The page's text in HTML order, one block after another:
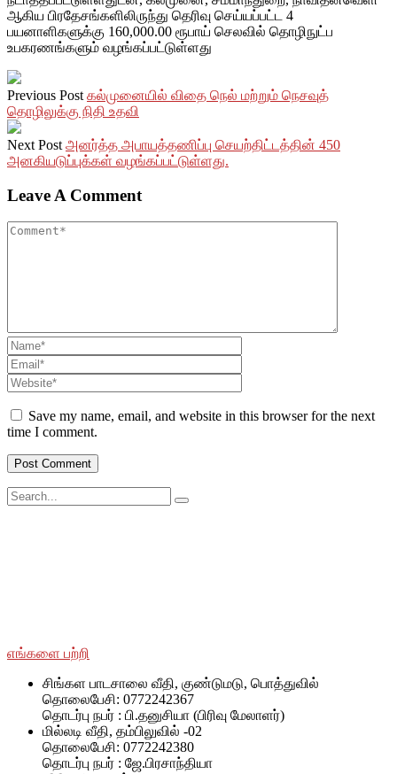
ஆகிய பிரதேசங்களிலிருந்து தெரிவு செய்யப்பட்ட 4
பயனாளிகளுக்கு 160,000.00 ரூபாய் செலவில் தொழிநுட்ப
உபகரணங்களும் வழங்கப்பட்டுள்ளது
Previous Post கல்முனையில் விதை நெல் மற்றும் நெசவுத்
தொழிலுக்கு நிதி உதவி
Next Post அனர்த்த அபாயத்தணிப்பு செயற்திட்டத்தின் 450
அனகியடுப்புக்கள் வழங்கப்பட்டுள்ளது.
Leave A Comment
Save my name, email, and website in this browser for the next
time I comment.
எங்களை பற்றி
சிங்கள பாடசாலை வீதி, குண்டுமடு, பொத்துவில்
தொலைபேசி: 0772242367
தொடர்பு நபர் : பி.தனுசியா (பிரிவு மேலாளர்)
மில்லடி வீதி, தம்பிலுவில் -02
தொலைபேசி: 0772242380
தொடர்பு நபர் : ஜே.பிரசாந்தியா